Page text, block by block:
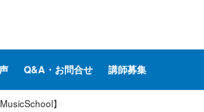
Q&A・お問合せ 講師募集
】